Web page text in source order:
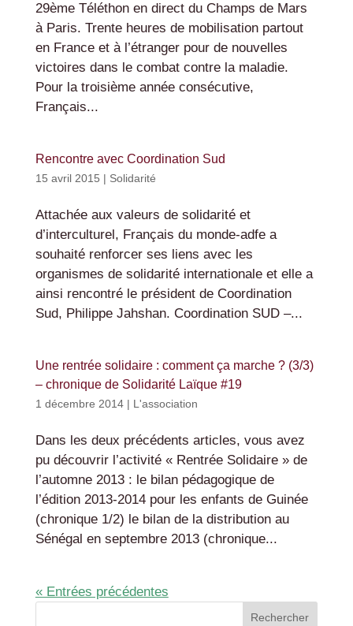
29ème Téléthon en direct du Champs de Mars
à Paris. Trente heures de mobilisation partout
en France et à l’étranger pour de nouvelles
victoires dans le combat contre la maladie.
Pour la troisième année consécutive,
Français...
Rencontre avec Coordination Sud
15 avril 2015 | Solidarité
Attachée aux valeurs de solidarité et
d’interculturel, Français du monde-adfe a
souhaité renforcer ses liens avec les
organismes de solidarité internationale et elle a
ainsi rencontré le président de Coordination
Sud, Philippe Jahshan. Coordination SUD –...
Une rentrée solidaire : comment ça marche ? (3/3)
– chronique de Solidarité Laïque #19
1 décembre 2014| L'association
Dans les deux précédents articles, vous avez
pu découvrir l’activité « Rentrée Solidaire » de
l’automne 2013 : le bilan pédagogique de
l’édition 2013-2014 pour les enfants de Guinée
(chronique 1/2) le bilan de la distribution au
Sénégal en septembre 2013 (chronique...
« Entrées précédentes
Rechercher